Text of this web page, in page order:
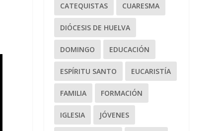
CATEQUISTAS CUARESMA
DIÓCESIS DE HUELVA
DOMINGO EDUCACIÓN
ESPÍRITU SANTO EUCARISTÍA
FAMILIA FORMACIÓN
IGLESIA JÓVENES